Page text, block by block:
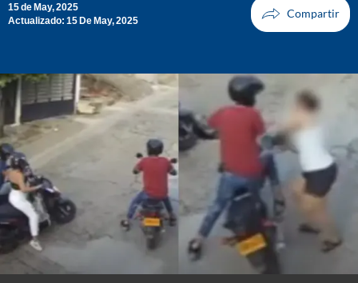
15 de May, 2025
Actualizado: 15 De May, 2025